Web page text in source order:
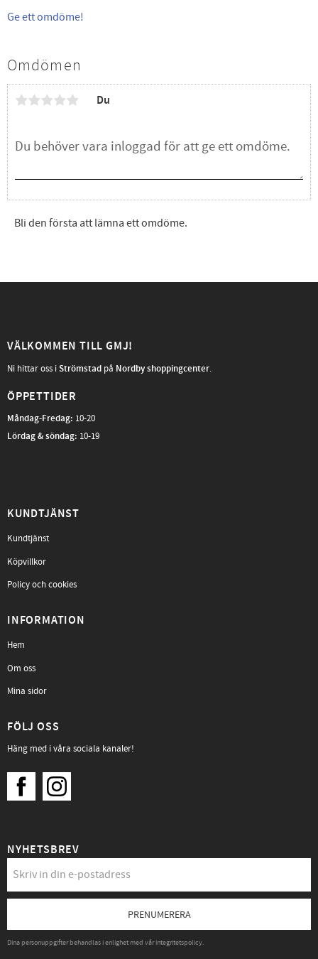
Ge ett omdöme!
Omdömen
Du
Bli den första att lämna ett omdöme.
VÄLKOMMEN TILL GMJ!
Ni hittar oss iStrömstad på Nordby shoppingcenter.
ÖPPETTIDER
Måndag-Fredag: 10-20
Lördag & söndag: 10-19
KUNDTJÄNST
Kundtjänst
Köpvillkor
Policy och cookies
INFORMATION
Hem
Om oss
Mina sidor
FÖLJ OSS
Häng med i våra sociala kanaler!
NYHETSBREV
PRENUMERERA
Dina personuppgifter behandlas i enlighet med vårintegritetspolicy.